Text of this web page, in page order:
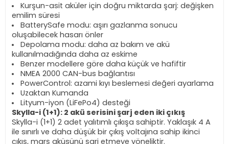
Kurşun-asit aküler için doğru miktarda şarj: değişken
emilim süresi
BatterySafe modu: aşırı gazlanma sonucu
oluşabilecek hasarı önler
Depolama modu: daha az bakım ve akü
kullanılmadığında daha az eskime
Benzer modellere göre daha küçük ve hafiftir
NMEA 2000 CAN-bus bağlantısı
PowerControl: azami kıyı beslemesi değeri ayarlama
Uzaktan Kumanda
Lityum-iyon (LiFePo4) desteği
Skylla-i (1+1): 2 akü serisini şarj eden iki çıkış
Skylla-i (1+1) 2 adet yalıtımlı çıkışa sahiptir. Yaklaşık 4 A
ile sınırlı ve daha düşük bir çıkış voltajına sahip ikinci
çıkış, marş aküsünü şarj etmeye yöneliktir.